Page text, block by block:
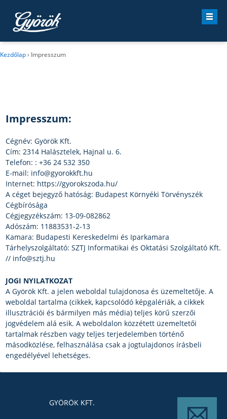
Kezdőlap› Impresszum
Impresszum:
Cégnév: Györök Kft.
Cím: 2314 Halásztelek, Hajnal u. 6.
Telefon: : +36 24 532 350
E-mail: info@gyorokkft.hu
Internet: https://gyorokszoda.hu/
A céget bejegyző hatóság: Budapest Környéki Törvényszék
Cégbírósága
Cégjegyzékszám: 13-09-082862
Adószám: 11883531-2-13
Kamara: Budapesti Kereskedelmi és Iparkamara
Tárhelyszolgáltató: SZTJ Informatikai és Oktatási Szolgáltató Kft.
// info@sztj.hu
JOGI NYILATKOZAT
A Györök Kft. a jelen weboldal tulajdonosa és üzemeltetője. A
weboldal tartalma (cikkek, kapcsolódó képgalériák, a cikkek
illusztrációi és bármilyen más média) teljes körű szerzői
jogvédelem alá esik. A weboldalon közzétett üzemeltetői
tartalmak részben vagy teljes terjedelemben történő
másodközlése, felhasználása csak a jogtulajdonos írásbeli
engedélyével lehetséges.
GYÖRÖK KFT.